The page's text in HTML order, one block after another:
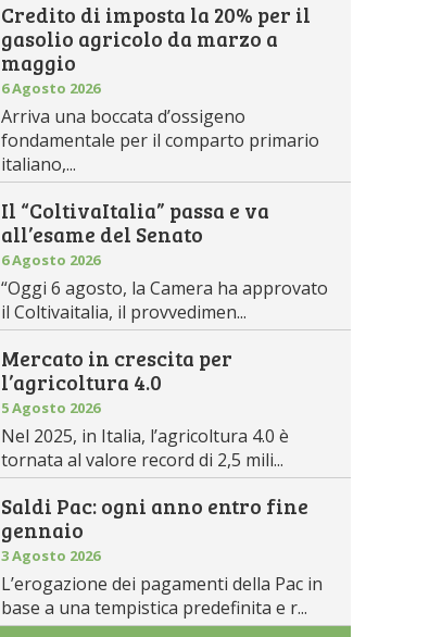
Credito di imposta la 20% per il
gasolio agricolo da marzo a
maggio
6 Agosto 2026
Arriva una boccata d’ossigeno
fondamentale per il comparto primario
italiano,...
Il “ColtivaItalia” passa e va
all’esame del Senato
6 Agosto 2026
“Oggi 6 agosto, la Camera ha approvato
il Coltivaitalia, il provvedimen...
Mercato in crescita per
l’agricoltura 4.0
5 Agosto 2026
Nel 2025, in Italia, l’agricoltura 4.0 è
tornata al valore record di 2,5 mili...
Saldi Pac: ogni anno entro fine
gennaio
3 Agosto 2026
L’erogazione dei pagamenti della Pac in
base a una tempistica predefinita e r...